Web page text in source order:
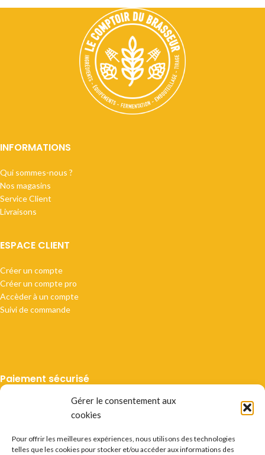
Gérer le consentement aux
cookies
Pour offrir les meilleures expériences, nous utilisons des technologies
telles que les cookies pour stocker et/ou accéder aux informations des
INFORMATIONS
Qui sommes-nous ?
Nos magasins
Service Client
Livraisons
ESPACE CLIENT
Créer un compte
Créer un compte pro
Accèder à un compte
Suivi de commande
Paiement sécurisé